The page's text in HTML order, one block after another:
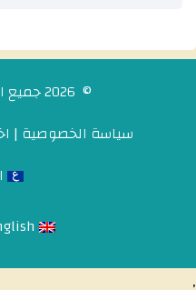
© 2026 جميع الحقوق محفوظة
سياسة الخصوصية |
,